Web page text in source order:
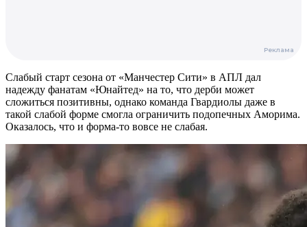
Слабый старт сезона от «Манчестер Сити» в АПЛ дал
надежду фанатам «Юнайтед» на то, что дерби может
сложиться позитивны, однако команда Гвардиолы даже в
такой слабой форме смогла ограничить подопечных Аморима.
Оказалось, что и форма-то вовсе не слабая.